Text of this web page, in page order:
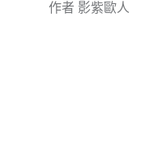
作者 影紫歐人